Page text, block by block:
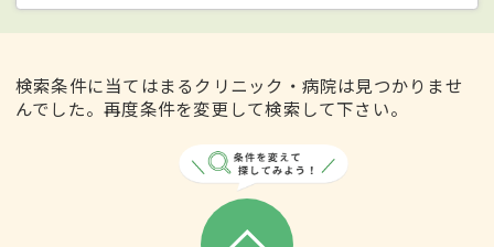
検索条件に当てはまるクリニック・病院は見つかりませ
んでした。再度条件を変更して検索して下さい。